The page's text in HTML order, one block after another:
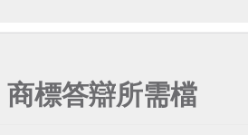
標答辯所需檔